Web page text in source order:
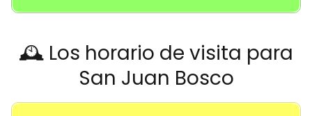
🕰️ Los horario de visita para
San Juan Bosco